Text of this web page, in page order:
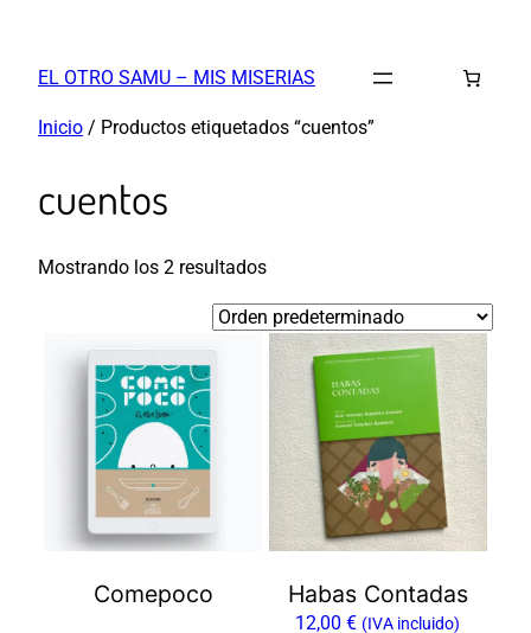
contenido
EL OTRO SAMU – MIS MISERIAS
Inicio / Productos etiquetados “cuentos”
cuentos
Mostrando los 2 resultados
Comepoco Habas Contadas
12,00€ (IVA incluido)